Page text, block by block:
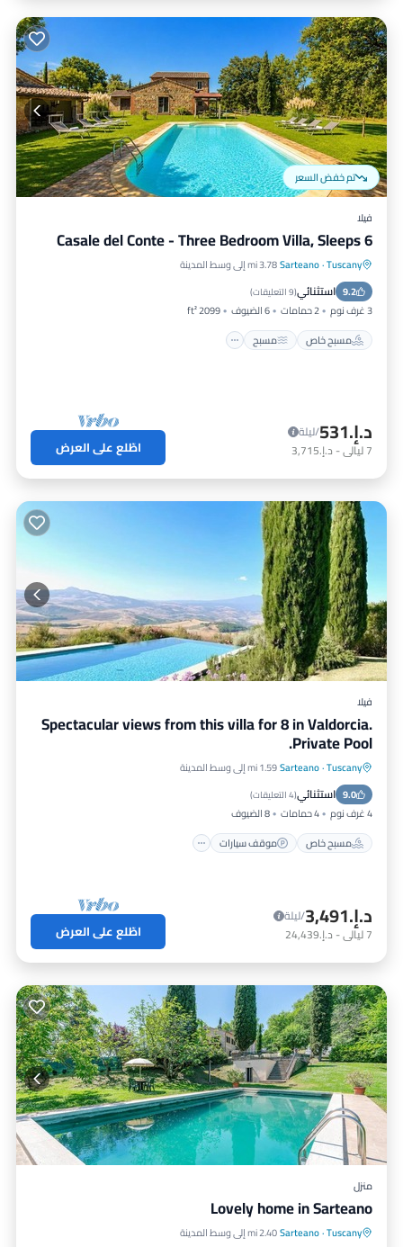
تم خفض السعر
فيلا
Casale del Conte - Three Bedroom Villa, Sleeps 6
Tuscany
·
Sarteano3.78 mi إلى وسط المدينة
9.2 استثنائي(9 التعليقات )
3 غرف نوم 2 حمامات 6 الضيوف
2099 ft²
مسبح خاص
مسبح
مسبح خاص
د.إ.‏531
/ليلة
7ليالي- د.إ.‏3,715 اطّلع على العرض
فيلا
Spectacular views from this villa for 8 in Valdorcia.
Private Pool.
Tuscany
·
Sarteano1.59 mi إلى وسط المدينة
9.0 استثنائي(4 التعليقات )
4 غرف نوم 4 حمامات
8 الضيوف
مسبح خاص
موقف سيارات
مسبح خاص موقف سيارات
شرفة / تراس
د.إ.‏3,491
/ليلة
7ليالي- د.إ.‏24,439 اطّلع على العرض
منزل
Lovely home in Sarteano
Tuscany
·
Sarteano2.40 mi إلى وسط المدينة
مسبح خاص موقف سيارات